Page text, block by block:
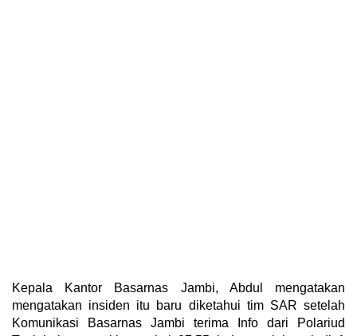
Kepala Kantor Basarnas Jambi, Abdul mengatakan
mengatakan insiden itu baru diketahui tim SAR setelah
Komunikasi Basarnas Jambi terima Info dari Polariud